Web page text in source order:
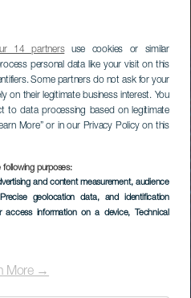
14 partnersuse cookies or similar
personal data like your visit on this
Some partners do not ask for your
on their legitimate business interest. You
to data processing based on legitimate
More” or in our Privacy Policy on this
following purposes:
and content measurement, audience
geolocation data, and identification
access information on a device, Technical
More →